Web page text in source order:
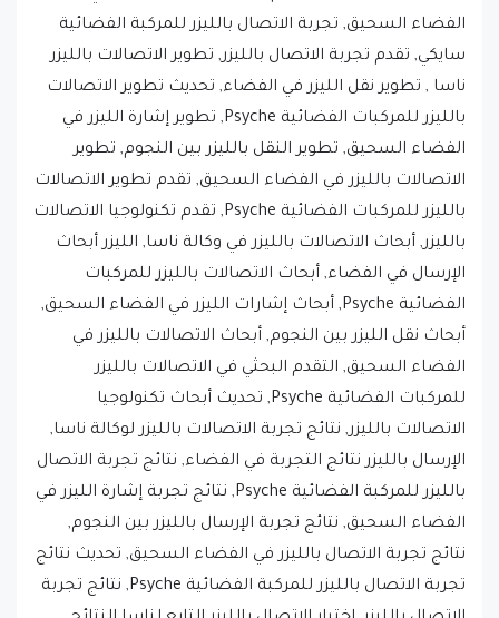
سايكي, تقدم تجربة الاتصال بالليزر, تطوير الاتصالات بالليزر
ناسا , تطوير نقل الليزر في الفضاء, تحديث تطوير الاتصالات
بالليزر للمركبات الفضائية Psyche, تطوير إشارة الليزر في
الفضاء السحيق, تطوير النقل بالليزر بين النجوم, تطوير
الاتصالات بالليزر في الفضاء السحيق, تقدم تطوير الاتصالات
بالليزر للمركبات الفضائية Psyche, تقدم تكنولوجيا الاتصالات
بالليزر, أبحاث الاتصالات بالليزر في وكالة ناسا, الليزر أبحاث
الإرسال في الفضاء, أبحاث الاتصالات بالليزر للمركبات
الفضائية Psyche, أبحاث إشارات الليزر في الفضاء السحيق,
أبحاث نقل الليزر بين النجوم, أبحاث الاتصالات بالليزر في
الفضاء السحيق, التقدم البحثي في الاتصالات بالليزر
للمركبات الفضائية Psyche, تحديث أبحاث تكنولوجيا
الاتصالات بالليزر, نتائج تجربة الاتصالات بالليزر لوكالة ناسا,
الإرسال بالليزر نتائج التجربة في الفضاء, نتائج تجربة الاتصال
بالليزر للمركبة الفضائية Psyche, نتائج تجربة إشارة الليزر في
الفضاء السحيق, نتائج تجربة الإرسال بالليزر بين النجوم,
نتائج تجربة الاتصال بالليزر في الفضاء السحيق, تحديث نتائج
تجربة الاتصال بالليزر للمركبة الفضائية Psyche, نتائج تجربة
الاتصال بالليزر, اختبار الاتصال بالليزر التابع لناسا النتائج,
نتائج تجربة الإرسال بالليزر في الفضاء, نتائج تجربة الاتصال